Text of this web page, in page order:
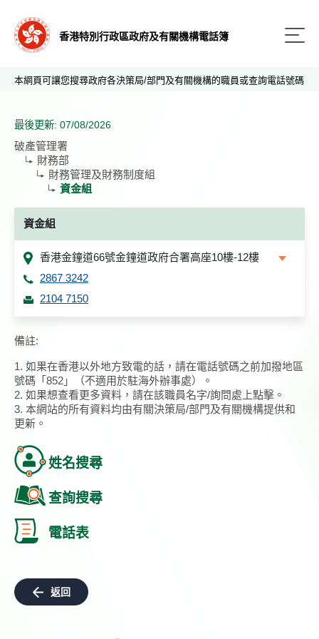
香港特別行政區政府及有關機構電話簿
本網頁可讓您搜尋政府各決策局/部門及有關機構的職員或查詢電話號碼
最後更新: 07/08/2026
破產管理署
財務部
財務管理及財務制度組
資金組
資金組
香港金鐘道66號金鐘道政府合署高座10樓-12樓
2867 3242
2104 7150
備註:
1. 如果在香港以外地方致電的話，請在電話號碼之前加撥地區
號碼「852」（不適用於駐海外辦事處）。
2. 如果想查看更多資料，請在該職員名字/詢問處上點擊。
3. 本網站的所有資料均由有關決策局/部門及有關機構提供和
更新。
姓名搜尋
查詢搜尋
電話表
返回